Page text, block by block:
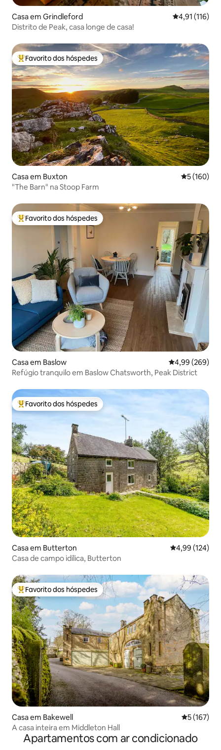
Casa em Grindleford Classificação
4,91 (116)
Distrito de Peak, casa longe de casa!
Favoritos dos hóspedes mais apreciados
Favorito dos hóspedes
Casa em Buxton
5 (160)
"The Barn" na Stoop Farm
Favoritos dos hóspedes mais apreciados
Favorito dos hóspedes
Casa em Baslow Classificação
4,99 (269)
Refúgio tranquilo em Baslow Chatsworth, Peak District
Favoritos dos hóspedes mais apreciados
Favorito dos hóspedes
Casa em Butterton Classificação
4,99 (124)
Casa de campo idílica, Butterton
Favoritos dos hóspedes mais apreciados
Favorito dos hóspedes
Casa em Bakewell
5 (167)
A casa inteira em Middleton Hall
Apartamentos com ar condicionado